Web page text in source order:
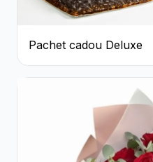
Pachet cadou Deluxe